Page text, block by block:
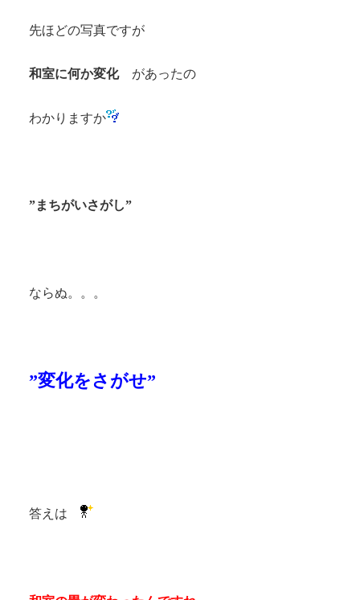
先ほどの写真ですが
和室に何か変化 があったの
わかりますか
”まちがいさがし”
ならぬ。。。
”変化をさがせ”
答えは